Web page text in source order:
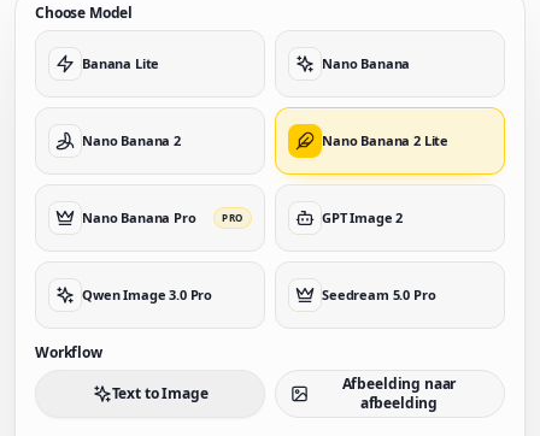
Choose Model
Banana Lite Nano Banana
Nano Banana 2 Nano Banana 2 Lite
Nano Banana Pro PRO GPT Image 2
Qwen Image 3.0 Pro Seedream 5.0 Pro
Workflow
Text to Image
Afbeelding naar
afbeelding